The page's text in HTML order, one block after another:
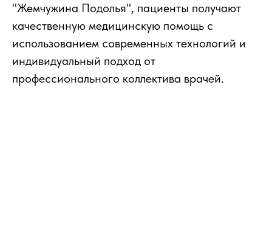
"Жемчужина Подолья", пациенты получают
качественную медицинскую помощь с
использованием современных технологий и
индивидуальный подход от
профессионального коллектива врачей.